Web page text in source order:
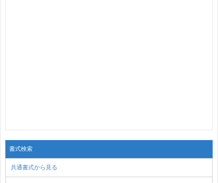
書式検索
共通書式から見る